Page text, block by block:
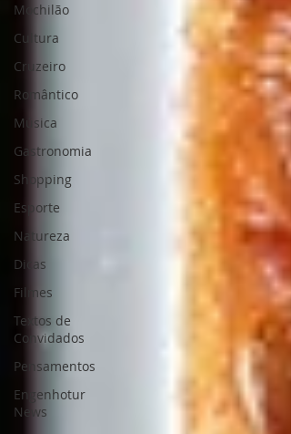
Mochilão
Cultura
Cruzeiro
Romântico
Música
Gastronomia
Shopping
Esporte
Natureza
Dicas
Filmes
Textos de
Convidados
Pensamentos
Engenhotur
News